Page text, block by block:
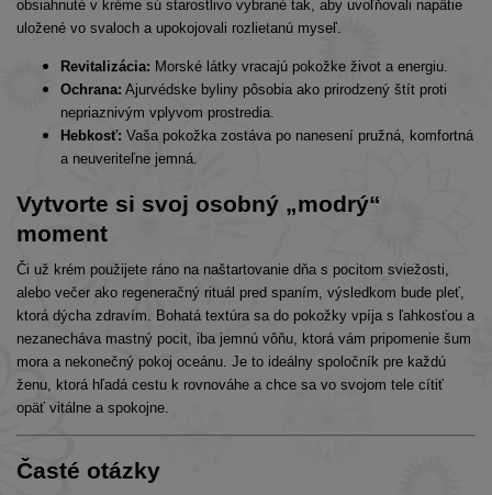
obsiahnuté v kréme sú starostlivo vybrané tak, aby uvoľňovali napätie
uložené vo svaloch a upokojovali rozlietanú myseľ.
Revitalizácia: Morské látky vracajú pokožke život a energiu.
Ochrana: Ajurvédske byliny pôsobia ako prirodzený štít proti
nepriaznivým vplyvom prostredia.
Hebkosť: Vaša pokožka zostáva po nanesení pružná, komfortná
a neuveriteľne jemná.
Vytvorte si svoj osobný „modrý“
moment
Či už krém použijete ráno na naštartovanie dňa s pocitom sviežosti,
alebo večer ako regeneračný rituál pred spaním, výsledkom bude pleť,
ktorá dýcha zdravím. Bohatá textúra sa do pokožky vpíja s ľahkosťou a
nezanecháva mastný pocit, iba jemnú vôňu, ktorá vám pripomenie šum
mora a nekonečný pokoj oceánu. Je to ideálny spoločník pre každú
ženu, ktorá hľadá cestu k rovnováhe a chce sa vo svojom tele cítiť
opäť vitálne a spokojne.
Časté otázky